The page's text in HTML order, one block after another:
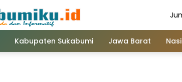
Kabupaten Sukabumi Jawa Barat